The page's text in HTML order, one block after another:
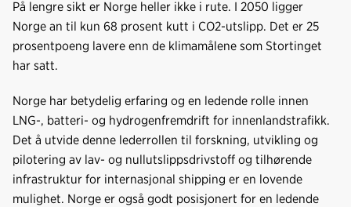
På lengre sikt er Norge heller ikke i rute. I 2050 ligger
Norge an til kun 68 prosent kutt i CO2-utslipp. Det er 25
prosentpoeng lavere enn de klimamålene som Stortinget
har satt.
Norge har betydelig erfaring og en ledende rolle innen
LNG-, batteri- og hydrogenfremdrift for innenlandstrafikk.
Det å utvide denne lederrollen til forskning, utvikling og
pilotering av lav- og nullutslippsdrivstoff og tilhørende
infrastruktur for internasjonal shipping er en lovende
mulighet. Norge er også godt posisjonert for en ledende